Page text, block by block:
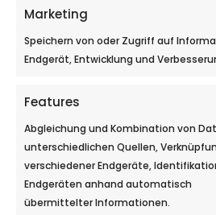
Marketing
Speichern von oder Zugriff auf
Endgerät, Entwicklung und
Features
Abgleichung und Kombination von
unterschiedlichen Quellen,
verschiedener Endgeräte,
Endgeräten anhand automatisch
übermittelter Informationen.
Genève 1200
Lausanne 1000
Fribourg 1700
Neuchâtel 2000
Berne 3000